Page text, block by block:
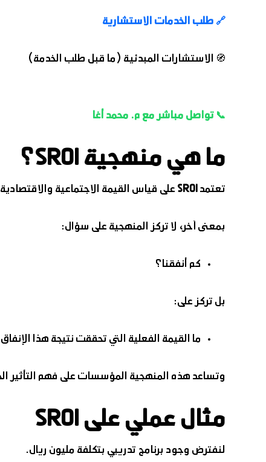
🔗 طلب الخدمات الاستشارية
🧭 الاستشارات المبدئية (ما قبل طلب الخدمة)
📞 تواصل مباشر مع م. محمد أغا
ما هي منهجية SROI؟
تعتمدSROI على قياس القيمة الاجتماعية
بمعنى آخر، لا تركز المنهجية على سؤال:
كم أنفقنا؟
بل تركز على:
ما القيمة الفعلية التي تحققت نتيجة هذا
وتساعد هذه المنهجية المؤسسات على فهم التأثير
مثال عملي على SROI
لنفترض وجود برنامج تدريبي بتكلفة مليون ريال.